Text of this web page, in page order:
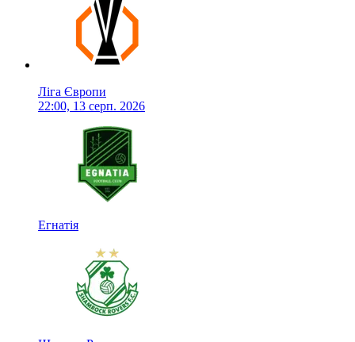
Ліга Європи
22:00, 13 серп. 2026
Егнатія